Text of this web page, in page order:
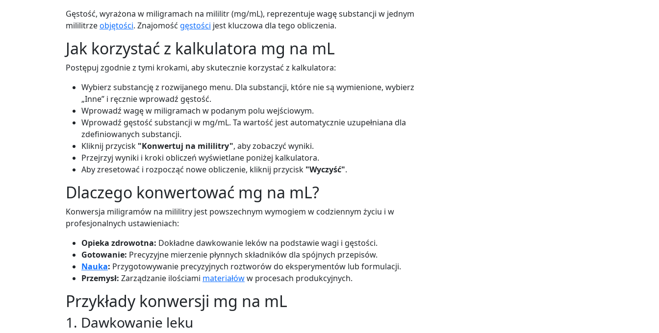
Gęstość, wyrażona w miligramach na mililitr (mg/mL), reprezentuje wagę substancji w jednym
mililitrzeobjętości. Znajomość gęstości jest kluczowa dla tego obliczenia.
Jak korzystać z kalkulatora mg na mL
Postępuj zgodnie z tymi krokami, aby skutecznie korzystać z kalkulatora:
Wybierz substancję z rozwijanego menu. Dla substancji, które nie są wymienione, wybierz
„Inne” i ręcznie wprowadź gęstość.
Wprowadź wagę w miligramach w podanym polu wejściowym.
Wprowadź gęstość substancji w mg/mL. Ta wartość jest automatycznie uzupełniana dla
zdefiniowanych substancji.
Kliknij przycisk "Konwertuj na mililitry", aby zobaczyć wyniki.
Przejrzyj wyniki i kroki obliczeń wyświetlane poniżej kalkulatora.
Aby zresetować i rozpocząć nowe obliczenie, kliknij przycisk "Wyczyść".
Dlaczego konwertować mg na mL?
Konwersja miligramów na mililitry jest powszechnym wymogiem w codziennym życiu i w
profesjonalnych ustawieniach:
Opieka zdrowotna: Dokładne dawkowanie leków na podstawie wagi i gęstości.
Gotowanie: Precyzyjne mierzenie płynnych składników dla spójnych przepisów.
Nauka: Przygotowywanie precyzyjnych roztworów do eksperymentów lub formulacji.
Przemysł: Zarządzanie ilościami materiałóww procesach produkcyjnych.
Przykłady konwersji mg na mL
1. Dawkowanie leku